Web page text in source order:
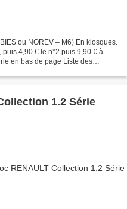
ou NOREV – M6) En kiosques.
4,90 € le n°2 puis 9,90 € à
en bas de page Liste des
1.2 Série